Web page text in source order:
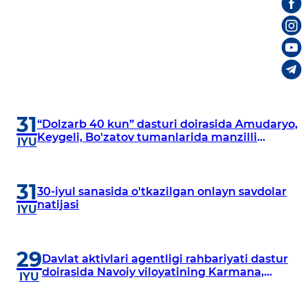
31
IYU
“Dolzarb 40 kun” dasturi doirasida Amudaryo,
Keygeli, Bo'zatov tumanlarida manzilli
31
IYU
30-iyul sanasida o'tkazilgan onlayn savdolar
natijasi
29
IYU
Davlat aktivlari agentligi rahbariyati dastur
doirasida Navoiy viloyatining Karmana,